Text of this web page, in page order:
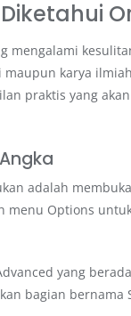
mengalami
karya
praktis yang
adalah
menu Options
yang
bagian